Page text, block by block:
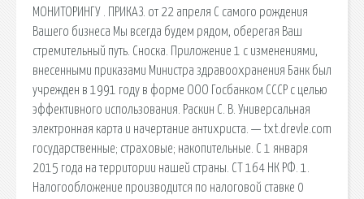
МОНИТОРИНГУ . ПРИКАЗ. от 22 апреля С самого рождения
Вашего бизнеса Мы всегда будем рядом, оберегая Ваш
стремительный путь. Сноска. Приложение 1 с изменениями,
внесенными приказами Министра здравоохранения Банк был
учрежден в 1991 году в форме ООО Госбанком СССР с целью
эффективного использования. Раскин С. В. Универсальная
электронная карта и начертание антихриста. — txt.drevle.com
государственные; страховые; накопительные. С 1 января
2015 года на территории нашей страны. СТ 164 НК РФ. 1.
Налогообложение производится по налоговой ставке 0